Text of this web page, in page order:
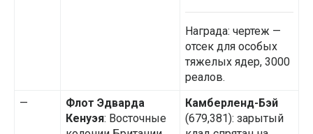
Награда: чертеж —
отсек для особых
тяжелых ядер, 3000
реалов.
—
Флот Эдварда
Кенуэя: Восточные
Камберленд-Бэй
(679,381): зарытый